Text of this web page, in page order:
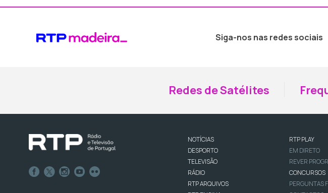
Siga-nos nas redes sociais
Redes de Satélites
NOTÍCIAS
DESPORTO
TELEVISÃO
RÁDIO
RTP ARQUIVOS
RTP PLAY
EM DIRETO
REVER
CONCURSOS
PERGUNTAS